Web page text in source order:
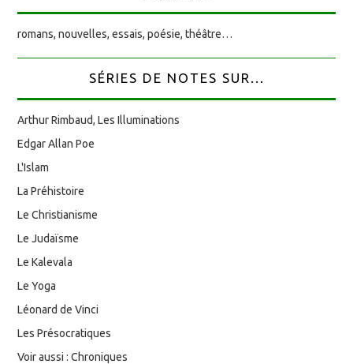
romans, nouvelles, essais, poésie, théâtre…
SÉRIES DE NOTES SUR...
Arthur Rimbaud, Les Illuminations
Edgar Allan Poe
L'Islam
La Préhistoire
Le Christianisme
Le Judaïsme
Le Kalevala
Le Yoga
Léonard de Vinci
Les Présocratiques
Voir aussi : Chroniques